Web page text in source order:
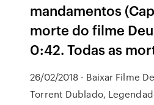
mandamentos
morte do filme
0:42. Todas as
26/02/2018 · Baixar Filme
Torrent Dublado,